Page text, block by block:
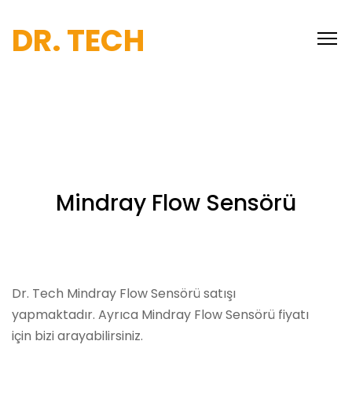
DR. TECH
Mindray Flow Sensörü
Dr. Tech Mindray Flow Sensörü satışı
yapmaktadır. Ayrıca Mindray Flow Sensörü fiyatı
için bizi arayabilirsiniz.